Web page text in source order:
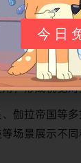
设定的基础
呈现，金属
，形成视觉
伽拉帝国等
场景展示不
今日